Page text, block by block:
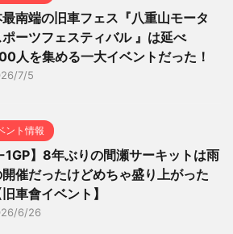
最南端の旧車フェス『八重山モータ
ポーツフェスティバル 』は延べ
人を集める一大イベントだった！
7/5
ント情報
1GP】8年ぶりの間瀬サーキットは雨
催だったけどめちゃ盛り上がった
車會イベント】
6/26